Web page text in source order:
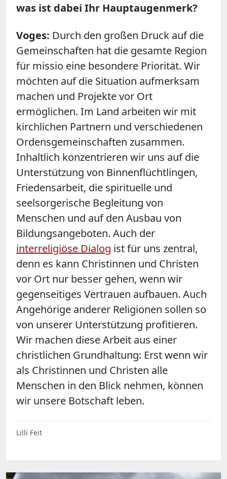
was ist dabei Ihr Hauptaugenmerk?
Voges: Durch den großen Druck auf die
Gemeinschaften hat die gesamte Region
für missio eine besondere Priorität. Wir
möchten auf die Situation aufmerksam
machen und Projekte vor Ort
ermöglichen. Im Land arbeiten wir mit
kirchlichen Partnern und verschiedenen
Ordensgemeinschaften zusammen.
Inhaltlich konzentrieren wir uns auf die
Unterstützung von Binnenflüchtlingen,
Friedensarbeit, die spirituelle und
seelsorgerische Begleitung von
Menschen und auf den Ausbau von
Bildungsangeboten. Auch der
interreligiöse Dialog ist für uns zentral,
denn es kann Christinnen und Christen
vor Ort nur besser gehen, wenn wir
gegenseitiges Vertrauen aufbauen. Auch
Angehörige anderer Religionen sollen so
von unserer Unterstützung profitieren.
Wir machen diese Arbeit aus einer
christlichen Grundhaltung: Erst wenn wir
als Christinnen und Christen alle
Menschen in den Blick nehmen, können
wir unsere Botschaft leben.
Lilli Feit